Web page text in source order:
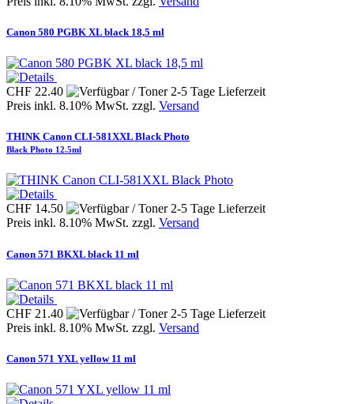
Canon 580 PGBK XL black 18,5 ml
CHF 22.40
Preis inkl. 8.10% MwSt. zzgl. Versand
THINK Canon CLI-581XXL Black Photo
Black Photo 12.5ml
CHF 14.50
Preis inkl. 8.10% MwSt. zzgl. Versand
Canon 571 BKXL black 11 ml
CHF 21.40
Preis inkl. 8.10% MwSt. zzgl. Versand
Canon 571 YXL yellow 11 ml